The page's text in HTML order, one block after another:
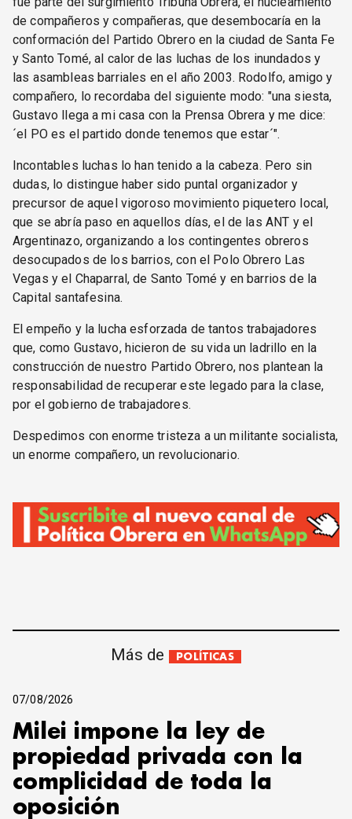
de compañeros y compañeras, que desembocaría en la
conformación del Partido Obrero en la ciudad de Santa Fe
y Santo Tomé, al calor de las luchas de los inundados y
las asambleas barriales en el año 2003. Rodolfo, amigo y
compañero, lo recordaba del siguiente modo: "una siesta,
Gustavo llega a mi casa con la Prensa Obrera y me dice:
´el PO es el partido donde tenemos que estar´".
Incontables luchas lo han tenido a la cabeza. Pero sin
dudas, lo distingue haber sido puntal organizador y
precursor de aquel vigoroso movimiento piquetero local,
que se abría paso en aquellos días, el de las ANT y el
Argentinazo, organizando a los contingentes obreros
desocupados de los barrios, con el Polo Obrero Las
Vegas y el Chaparral, de Santo Tomé y en barrios de la
Capital santafesina.
El empeño y la lucha esforzada de tantos trabajadores
que, como Gustavo, hicieron de su vida un ladrillo en la
construcción de nuestro Partido Obrero, nos plantean la
responsabilidad de recuperar este legado para la clase,
por el gobierno de trabajadores.
Despedimos con enorme tristeza a un militante socialista,
un enorme compañero, un revolucionario.
Más de POLÍTICAS
07/08/2026
Milei impone la ley de
propiedad privada con la
complicidad de toda la
oposición